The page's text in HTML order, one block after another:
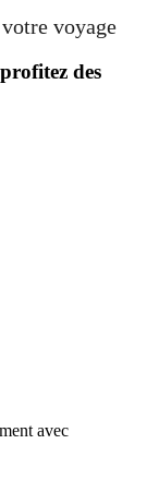
voyage
des
avec